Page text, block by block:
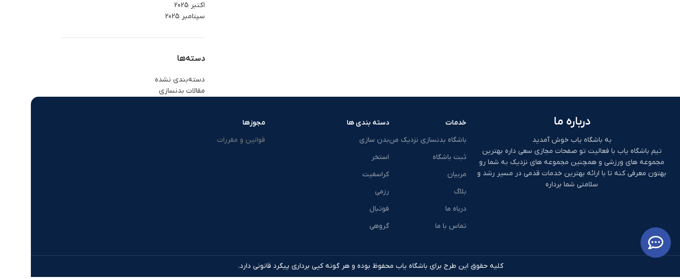
اکتبر 2025
سپتامبر 2025
دسته‌ها
دسته‌بندی نشده
مقالات بدنسازی
درباره ما
به باشگاه یاب خوش آمدید
تیم باشگاه یاب با فعالیت تو صفحات مجازی سعی داره بهترین
مجموعه های ورزشی و همچنین مجموعه های نزدیک به شما رو
بهتون معرفی کنه تا با ارائه بهترین خدمات قدمی در مسیر رشد و
سلامتی شما برداره
خدمات
باشگاه بدنسازی نزدیک من
ثبت باشگاه
مربیان
بلاگ
درباه ما
تماس با ما
دسته بندی ها
بدن سازی
استخر
کراسفیت
رزمی
فوتبال
گروهی
مجوزها
قوانین و مقررات
کلیه حقوق این طرح برای باشگاه یاب محفوظ بوده و هر گونه کپی برداری پیگرد قانونی دارد.